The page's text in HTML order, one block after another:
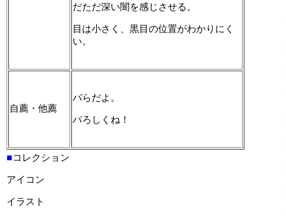
だただ深い闇を感じさせる。
目は小さく、黒目の位置がわかりにく
い。
自薦・他薦
パらだよ。
パろしくね！
■コレクション
アイコン
イラスト